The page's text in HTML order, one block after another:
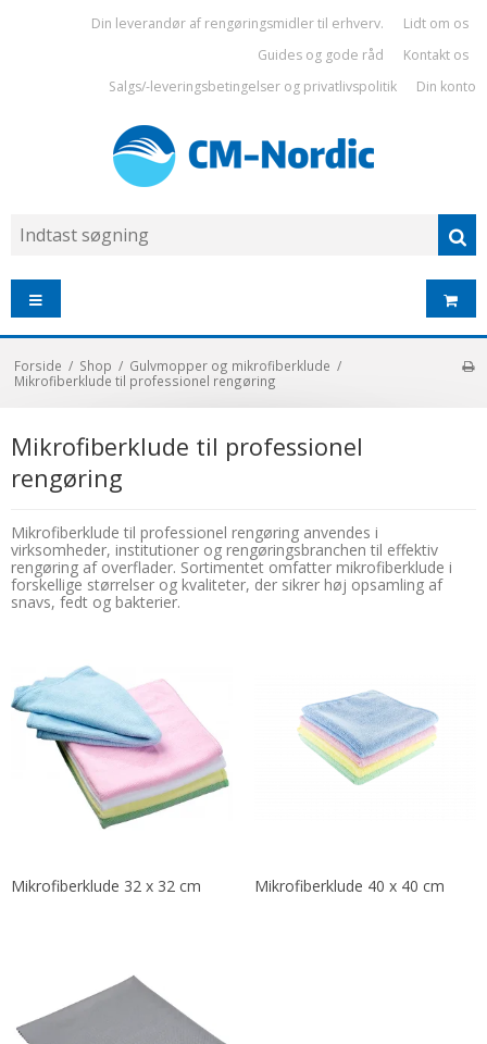
Din leverandør af rengøringsmidler til erhverv.
Lidt om os
Guides og gode råd
Kontakt os
Salgs/-leveringsbetingelser og privatlivspolitik
Din konto
Forside / Shop / Gulvmopper og mikrofiberklude /
Mikrofiberklude til professionel rengøring
Mikrofiberklude til professionel
rengøring
Mikrofiberklude til professionel rengøring anvendes i
virksomheder, institutioner og rengøringsbranchen til effektiv
rengøring af overflader. Sortimentet omfatter mikrofiberklude i
forskellige størrelser og kvaliteter, der sikrer høj opsamling af
snavs, fedt og bakterier.
Mikrofiberklude 32 x 32 cm Mikrofiberklude 40 x 40 cm